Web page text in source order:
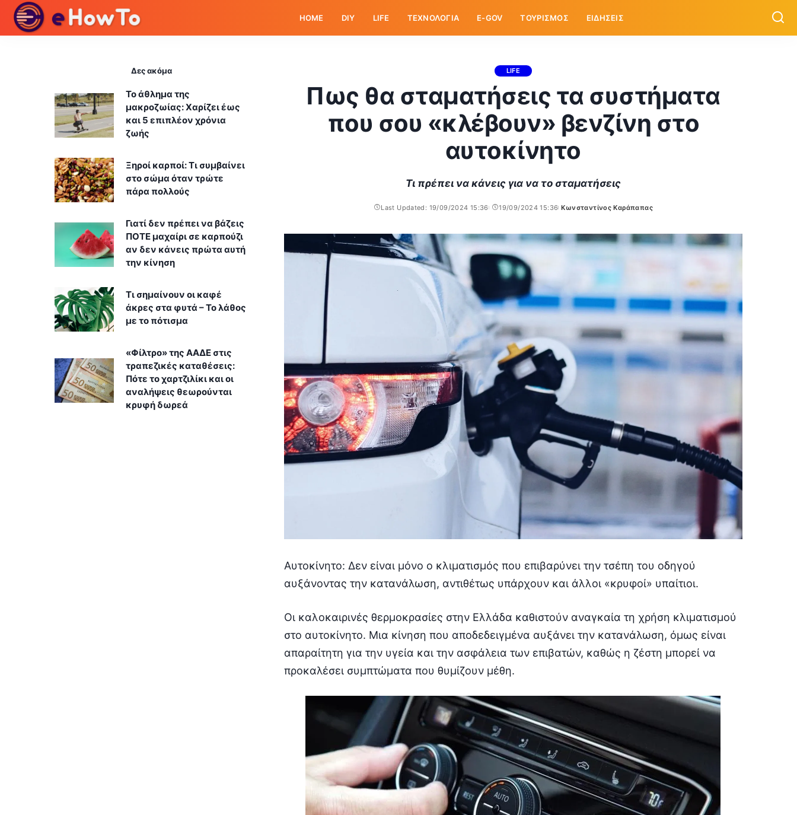
HOME DIY LIFE ΤΕΧΝΟΛΟΓΙΑ E-GOV ΤΟΥΡΙΣΜΟΣ ΕΙΔΗΣΕΙΣ
LIFE
Πως θα σταματήσεις τα συστήματα
που σου «κλέβουν» βενζίνη στο
αυτοκίνητο
Τι πρέπει να κάνεις για να το σταματήσεις
Last Updated: 19/09/2024 15:36 19/09/2024 15:36
Posted
Κωνσταντίνος Καράπαπας
Αυτοκίνητο: Δεν είναι μόνο ο κλιματισμός που επιβαρύνει την τσέπη του οδηγού
αυξάνοντας την κατανάλωση, αντιθέτως υπάρχουν και άλλοι «κρυφοί» υπαίτιοι.
Οι καλοκαιρινές θερμοκρασίες στην Ελλάδα καθιστούν αναγκαία τη χρήση κλιματισμού
στο αυτοκίνητο. Μια κίνηση που αποδεδειγμένα αυξάνει την κατανάλωση, όμως είναι
απαραίτητη για την υγεία και την ασφάλεια των επιβατών, καθώς η ζέστη μπορεί να
προκαλέσει συμπτώματα που θυμίζουν μέθη.
Δες ακόμα
Το άθλημα της
μακροζωίας: Χαρίζει έως
και 5 επιπλέον χρόνια
ζωής
Ξηροί καρποί: Τι συμβαίνει
στο σώμα όταν τρώτε
πάρα πολλούς
Γιατί δεν πρέπει να βάζεις
ΠΟΤΕ μαχαίρι σε καρπούζι
αν δεν κάνεις πρώτα αυτή
την κίνηση
Τι σημαίνουν οι καφέ
άκρες στα φυτά – Το λάθος
με το πότισμα
«Φίλτρο» της ΑΑΔΕ στις
τραπεζικές καταθέσεις:
Πότε το χαρτζιλίκι και οι
αναλήψεις θεωρούνται
κρυφή δωρεά